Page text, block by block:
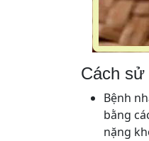
Cách sử
Bệnh
bằng
nặng